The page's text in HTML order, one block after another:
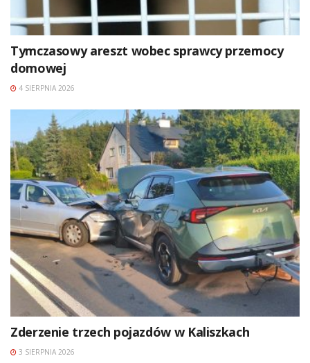
Tymczasowy areszt wobec sprawcy przemocy
domowej
4 SIERPNIA 2026
Zderzenie trzech pojazdów w Kaliszkach
3 SIERPNIA 2026